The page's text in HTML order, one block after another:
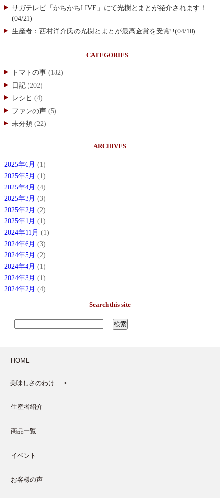
サガテレビ「かちかちLIVE」にて光樹とまとが紹介されます！
(04/21)
生産者：西村洋介氏の光樹とまとが最高金賞を受賞!!(04/10)
CATEGORIES
トマトの事(182)
日記(202)
レシピ(4)
ファンの声(5)
未分類 (22)
ARCHIVES
2025年6月 (1)
2025年5月 (1)
2025年4月 (4)
2025年3月 (3)
2025年2月 (2)
2025年1月 (1)
2024年11月 (1)
2024年6月 (3)
2024年5月 (2)
2024年4月 (1)
2024年3月 (1)
2024年2月 (4)
Search this site
HOME
美味しさのわけ
生産者紹介
商品一覧
イベント
お客様の声